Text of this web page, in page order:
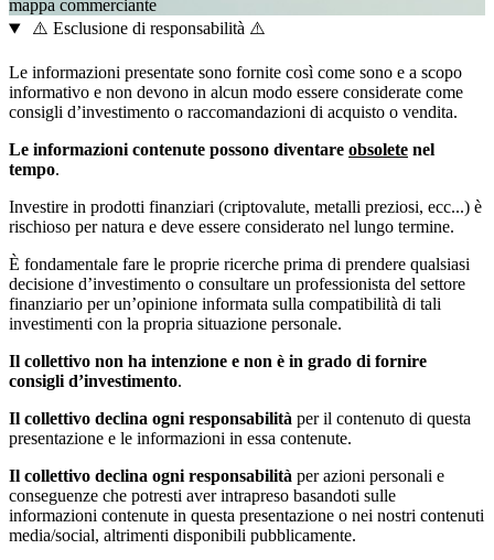
mappa commerciante
⚠️ Esclusione di responsabilità ⚠️
Le informazioni presentate sono fornite così come sono e a scopo
informativo e non devono in alcun modo essere considerate come
consigli d’investimento o raccomandazioni di acquisto o vendita.
Le informazioni contenute possono diventare obsolete nel
tempo.
Investire in prodotti finanziari (criptovalute, metalli preziosi, ecc...) è
rischioso per natura e deve essere considerato nel lungo termine.
È fondamentale fare le proprie ricerche prima di prendere qualsiasi
decisione d’investimento o consultare un professionista del settore
finanziario per un’opinione informata sulla compatibilità di tali
investimenti con la propria situazione personale.
Il collettivo non ha intenzione e non è in grado di fornire
consigli d’investimento.
Il collettivo declina ogni responsabilità per il contenuto di questa
presentazione e le informazioni in essa contenute.
Il collettivo declina ogni responsabilità per azioni personali e
conseguenze che potresti aver intrapreso basandoti sulle
informazioni contenute in questa presentazione o nei nostri contenuti
media/social, altrimenti disponibili pubblicamente.